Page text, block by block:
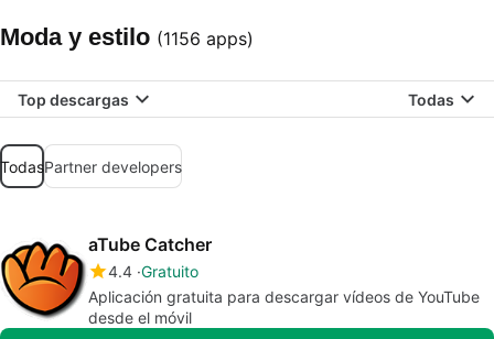
Moda y estilo (1156 apps)
Top descargas Todas
TodasPartner developers
aTube Catcher
4.4 Gratuito
Aplicación gratuita para descargar vídeos de YouTube
desde el móvil